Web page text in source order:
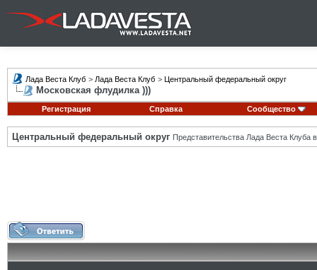
Лада Веста Клуб > Лада Веста Клуб > Центральный федеральный округ
Московская флудилка )))
Регистрация Справка Сообщество
Центральный федеральный округ Представительства Лада Веста Клуба